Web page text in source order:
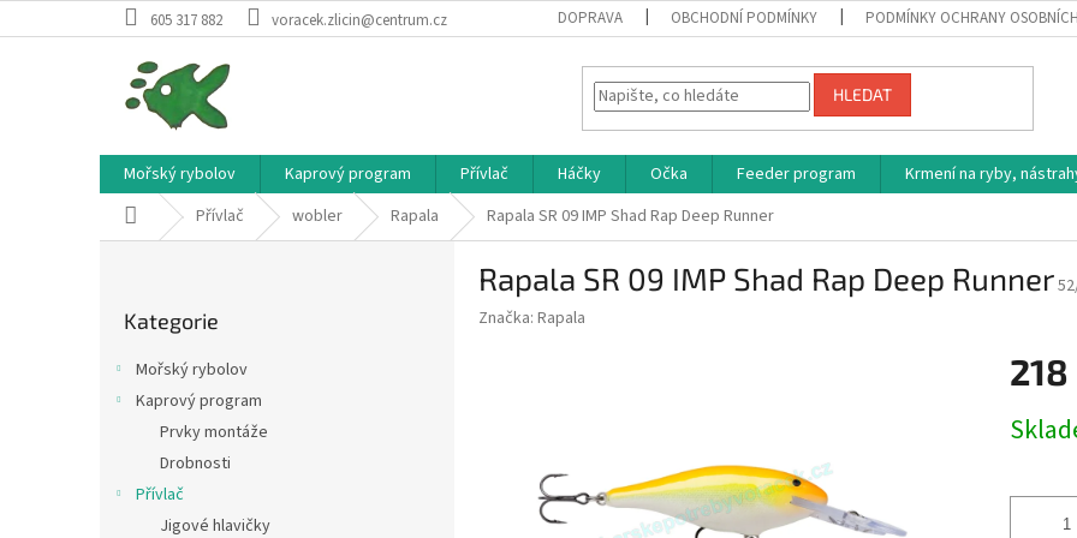
na
605 317 882 voracek.zlicin@centrum.cz DOPRAVA OBCHODNÍ PODMÍNKY PODMÍNKY OCHRANY OSOBNÍCH
HLEDAT
Mořský rybolov Kaprový program Přívlač Háčky Očka Feeder program Krmení na ryby,
Domů Přívlač wobler Rapala Rapala SR 09 IMP Shad Rap Deep Runner
kategorie
Kategorie
Mořský rybolov
Kaprový program
Prvky montáže
Drobnosti
Přívlač
Jigové hlavičky
Rapala SR 09 IMP Shad Rap Deep Runner
Značka: Rapala
218
cena: